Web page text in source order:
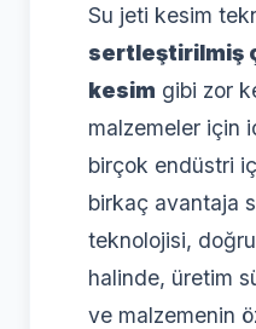
Su jeti kesim
sertleştirilmiş
kesim gibi zor
malzemeler için
birçok endüstri
birkaç avantaja
teknolojisi,
halinde, üretim
ve malzemenin